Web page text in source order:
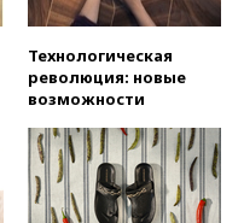
Технологическая
революция: новые
возможности